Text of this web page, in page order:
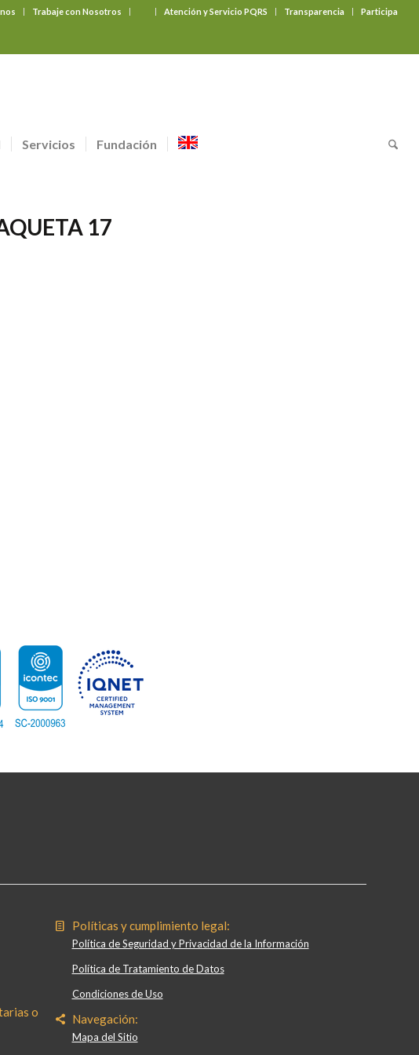
Trabaje con Nosotros Atención y Servicio PQRS Transparencia Participa
Servicios Fundación
17
o
Políticas y cumplimiento legal:
Política de Seguridad y Privacidad de la Información
Política de Tratamiento de Datos
Condiciones de Uso
Navegación:
Mapa del Sitio